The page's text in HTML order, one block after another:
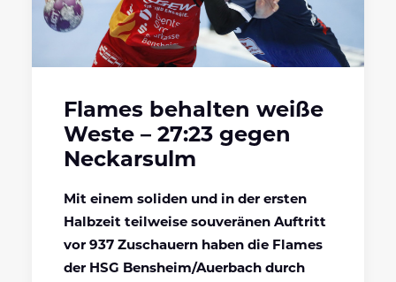
Flames behalten weiße
Weste – 27:23 gegen
Neckarsulm
Mit einem soliden und in der ersten
Halbzeit teilweise souveränen Auftritt
vor 937 Zuschauern haben die Flames
der HSG Bensheim/Auerbach durch